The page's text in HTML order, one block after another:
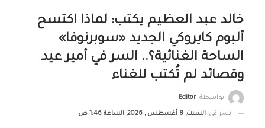
خالد عبد العظيم يكتب: لماذا اكتسح
ألبوم كايروكي الجديد «سوبرنوفا»
الساحة الغنائية؟.. السر في أمير عيد
وقصائد لم تُكتب للغناء
بواسطة Editor
نشر في السبت, 8 أغسطس , 2026, الساعة 1:46 ص